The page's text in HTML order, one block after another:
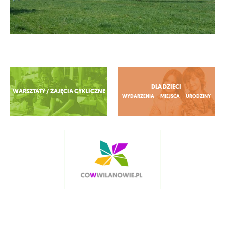
Zobacz więcej
WARSZTATY / ZAJĘCIA CYKLICZNE
DLA DZIECI
WYDARZENIA MIEJSCA URODZINY